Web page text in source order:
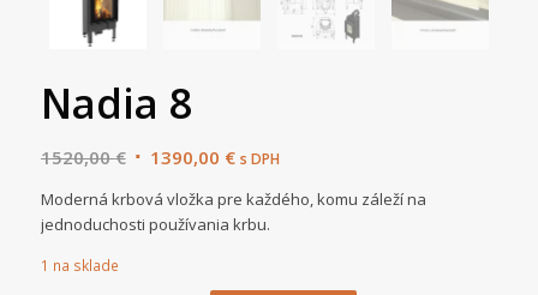
Nadia 8
1520,00€ Original
was:
1520,00 €.
1390,00 €Current
is:
s DPH
Moderná krbová vložka pre každého, komu záleží na
jednoduchosti používania krbu.
1 na sklade